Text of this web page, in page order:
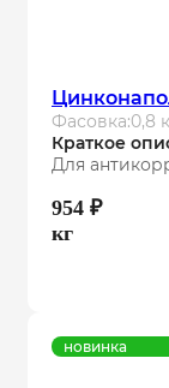
Фасовка:0,8
Краткое
Для
954 ₽
кг
новинка